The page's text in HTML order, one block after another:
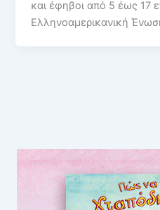
και έφηβοι από 5 έως 17
Ελληνοαμερικανική